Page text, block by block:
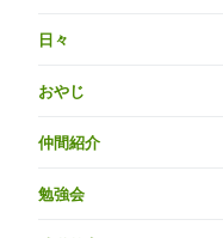
日々
おやじ
仲間紹介
勉強会